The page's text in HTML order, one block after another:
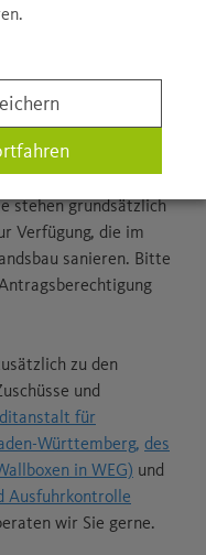
zur Finanzspritze
die
nach
stehen grundsätzlich
Verfügung, die im
sanieren. Bitte
zu den
und
für
Württemberg, des
in WEG) und
Ausfuhrkontrolle
wir Sie gerne.